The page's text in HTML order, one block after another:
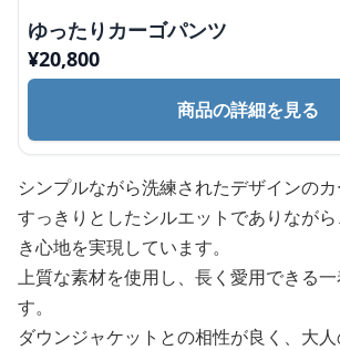
ゆったりカーゴパンツ
¥20,800
商品の詳細を見る
シンプルながら洗練されたデザインのカ
すっきりとしたシルエットでありなが
き心地を実現しています。
上質な素材を使用し、長く愛用できる
す。
ダウンジャケットとの相性が良く、大